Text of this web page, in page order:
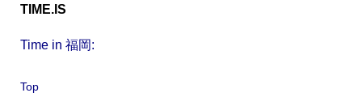
TIME.IS
Time in 福岡:
Top